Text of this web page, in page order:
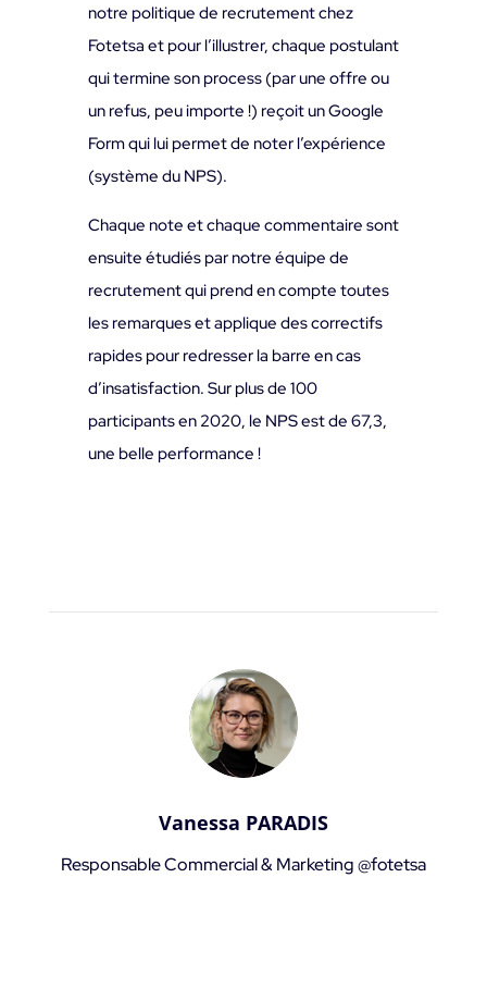
notre politique de recrutement chez
Fotetsa et pour l’illustrer, chaque postulant
qui termine son process (par une offre ou
un refus, peu importe !) reçoit un Google
Form qui lui permet de noter l’expérience
(système du NPS).
Chaque note et chaque commentaire sont
ensuite étudiés par notre équipe de
recrutement qui prend en compte toutes
les remarques et applique des correctifs
rapides pour redresser la barre en cas
d’insatisfaction. Sur plus de 100
participants en 2020, le NPS est de 67,3,
une belle performance !
Vanessa PARADIS
Responsable Commercial & Marketing @fotetsa